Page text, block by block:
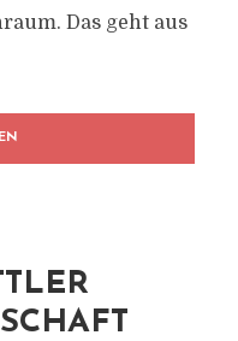
Das geht aus